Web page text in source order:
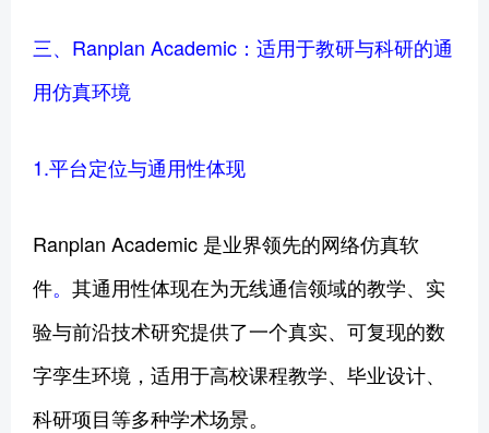
三、Ranplan Academic：适用于教研与科研的通
用仿真环境
1.平台定位与通用性体现
Ranplan Academic 是业界领先的网络仿真软
件。 其通用性体现在为无线通信领域的教学、实
验与前沿技术研究提供了一个真实、可复现的数
字孪生环境，适用于高校课程教学、毕业设计、
科研项目等多种学术场景。